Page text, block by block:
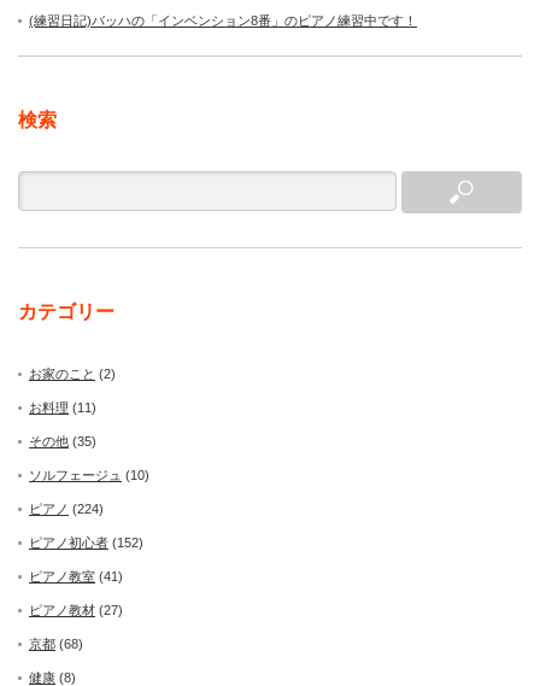
(練習日記)バッハの「インベンション8番」のピアノ練習中です！
検索
カテゴリー
お家のこと (2)
お料理 (11)
その他 (35)
ソルフェージュ (10)
ピアノ (224)
ピアノ初心者 (152)
ピアノ教室 (41)
ピアノ教材 (27)
京都 (68)
健康 (8)